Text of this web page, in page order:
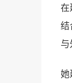
在
结
与
她